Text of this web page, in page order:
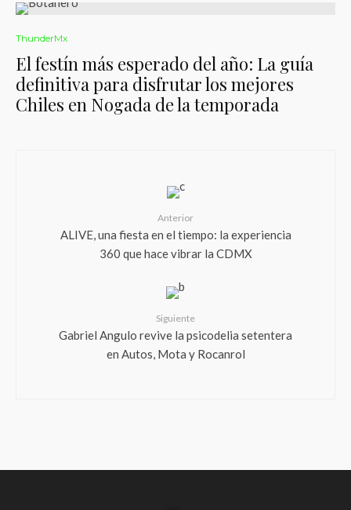
ThunderMx
El festín más esperado del año: La guía
definitiva para disfrutar los mejores
Chiles en Nogada de la temporada
Anterior
ALIVE, una fiesta en el tiempo: la experiencia
360 que hace vibrar la CDMX
Siguiente
Gabriel Angulo revive la psicodelia setentera
en Autos, Mota y Rocanrol